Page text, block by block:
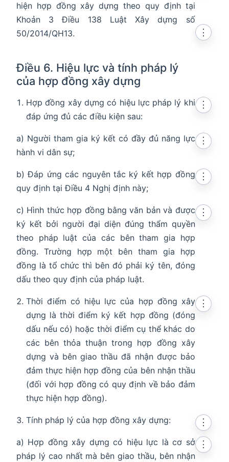
hiện hợp đồng xây dựng theo quy định tại
Khoản 3 Điều 138 Luật Xây dựng số
50/2014/QH13.
Điều 6. Hiệu lực và tính pháp lý
của hợp đồng xây dựng
⋮
Hợp đồng xây dựng có hiệu lực pháp lý khi
đáp ứng đủ các điều kiện sau:
⋮
a) Người tham gia ký kết có đầy đủ năng lực
hành vi dân sự;
⋮
b) Đáp ứng các nguyên tắc ký kết hợp đồng
quy định tại Điều 4 Nghị định này;
⋮
c) Hình thức hợp đồng bằng văn bản và được
ký kết bởi người đại diện đúng thẩm quyền
theo pháp luật của các bên tham gia hợp
đồng. Trường hợp một bên tham gia hợp
đồng là tổ chức thì bên đó phải ký tên, đóng
dấu theo quy định của pháp luật.
⋮
Thời điểm có hiệu lực của hợp đồng xây
dựng là thời điểm ký kết hợp đồng (đóng
dấu nếu có) hoặc thời điểm cụ thể khác do
các bên thỏa thuận trong hợp đồng xây
dựng và bên giao thầu đã nhận được bảo
đảm thực hiện hợp đồng của bên nhận thầu
(đối với hợp đồng có quy định về bảo đảm
thực hiện hợp đồng).
⋮
Tính pháp lý của hợp đồng xây dựng:
⋮
a) Hợp đồng xây dựng có hiệu lực là cơ sở
pháp lý cao nhất mà bên giao thầu, bên nhận
⋮